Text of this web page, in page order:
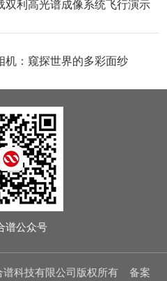
双利高光谱成像系统飞行演示
机：窥探世界的多彩面纱
谱公众号
谱科技有限公司版权所有 备案